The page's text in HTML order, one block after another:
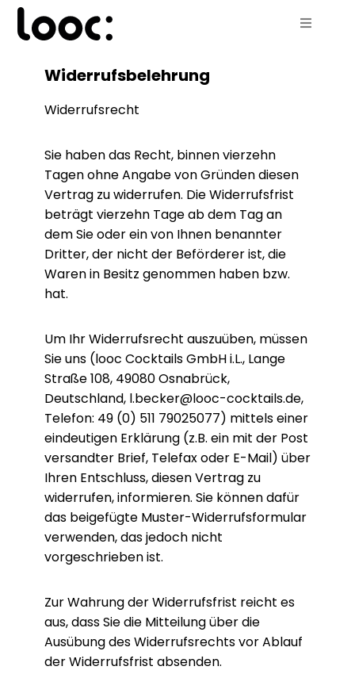
Shop
Nachhaltigkeit
Warenkorb
Widerrufsbelehrung
Widerrufsrecht
Sie haben das Recht, binnen vierzehn
Tagen ohne Angabe von Gründen diesen
Vertrag zu widerrufen. Die Widerrufsfrist
beträgt vierzehn Tage ab dem Tag an
dem Sie oder ein von Ihnen benannter
Dritter, der nicht der Beförderer ist, die
Waren in Besitz genommen haben bzw.
hat.
Um Ihr Widerrufsrecht auszuüben, müssen
Sie uns (looc Cocktails GmbH i.L., Lange
Straße 108, 49080 Osnabrück,
Deutschland, l.becker@looc-cocktails.de,
Telefon: 49 (0) 511 79025077) mittels einer
eindeutigen Erklärung (z.B. ein mit der Post
versandter Brief, Telefax oder E-Mail) über
Ihren Entschluss, diesen Vertrag zu
widerrufen, informieren. Sie können dafür
das beigefügte Muster-Widerrufsformular
verwenden, das jedoch nicht
vorgeschrieben ist.
Zur Wahrung der Widerrufsfrist reicht es
aus, dass Sie die Mitteilung über die
Ausübung des Widerrufsrechts vor Ablauf
der Widerrufsfrist absenden.